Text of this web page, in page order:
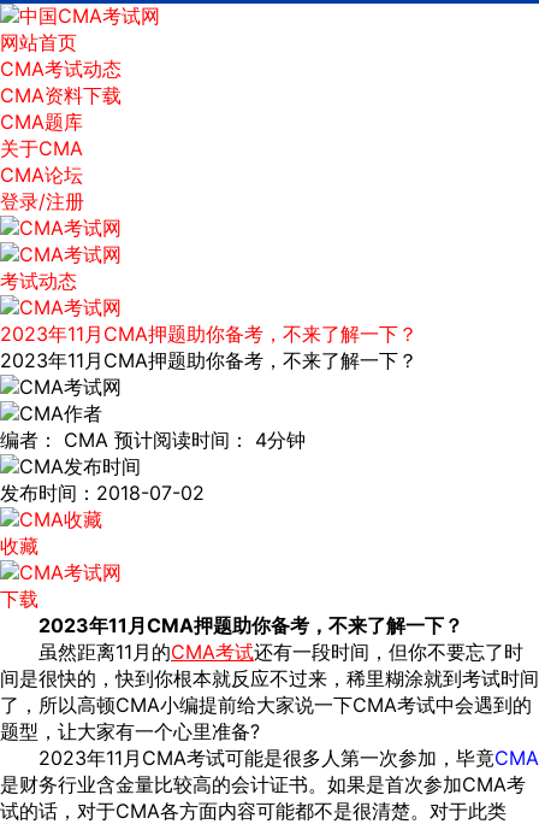
网站首页
CMA考试动态
CMA资料下载
CMA题库
关于CMA
CMA论坛
登录/注册
考试动态
2023年11月CMA押题助你备考，不来了解一下？
2023年11月CMA押题助你备考，不来了解一下？
编者： CMA 预计阅读时间： 4分钟
发布时间：2018-07-02
收藏
下载
2023年11月CMA押题助你备考，不来了解一下？
虽然距离11月的CMA考试还有一段时间，但你不要忘了时
间是很快的，快到你根本就反应不过来，稀里糊涂就到考试时间
了，所以高顿CMA小编提前给大家说一下CMA考试中会遇到的
题型，让大家有一个心里准备?
2023年11月CMA考试可能是很多人第一次参加，毕竟CMA
是财务行业含金量比较高的会计证书。如果是首次参加CMA考
试的话，对于CMA各方面内容可能都不是很清楚。对于此类